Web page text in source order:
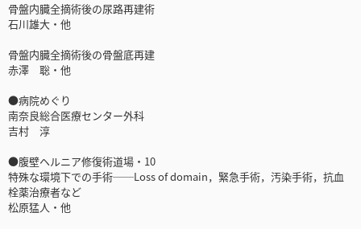
骨盤内臓全摘術後の尿路再建術
石川雄大・他
骨盤内臓全摘術後の骨盤底再建
赤澤 聡・他
●病院めぐり
南奈良総合医療センター外科
吉村 淳
●腹壁ヘルニア修復術道場・10
特殊な環境下での手術──Loss of domain，緊急手術，汚染手術，抗血
栓薬治療者など
松原猛人・他